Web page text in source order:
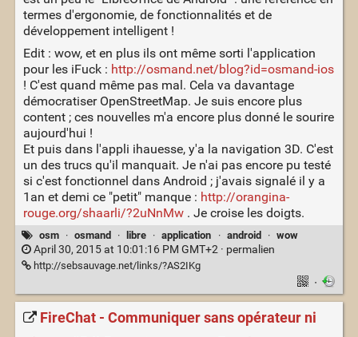
termes d'ergonomie, de fonctionnalités et de
développement intelligent !
Edit : wow, et en plus ils ont même sorti l'application
pour les iFuck : http://osmand.net/blog?id=osmand-ios
! C'est quand même pas mal. Cela va davantage
démocratiser OpenStreetMap. Je suis encore plus
content ; ces nouvelles m'a encore plus donné le sourire
aujourd'hui !
Et puis dans l'appli ihauesse, y'a la navigation 3D. C'est
un des trucs qu'il manquait. Je n'ai pas encore pu testé
si c'est fonctionnel dans Android ; j'avais signalé il y a
1an et demi ce "petit" manque : http://orangina-
rouge.org/shaarli/?2uNnMw. Je croise les doigts.
osm · osmand · libre · application · android · wow
April 30, 2015 at 10:01:16 PM GMT+2 · permalien
http://sebsauvage.net/links/?AS2IKg
·
FireChat - Communiquer sans opérateur ni